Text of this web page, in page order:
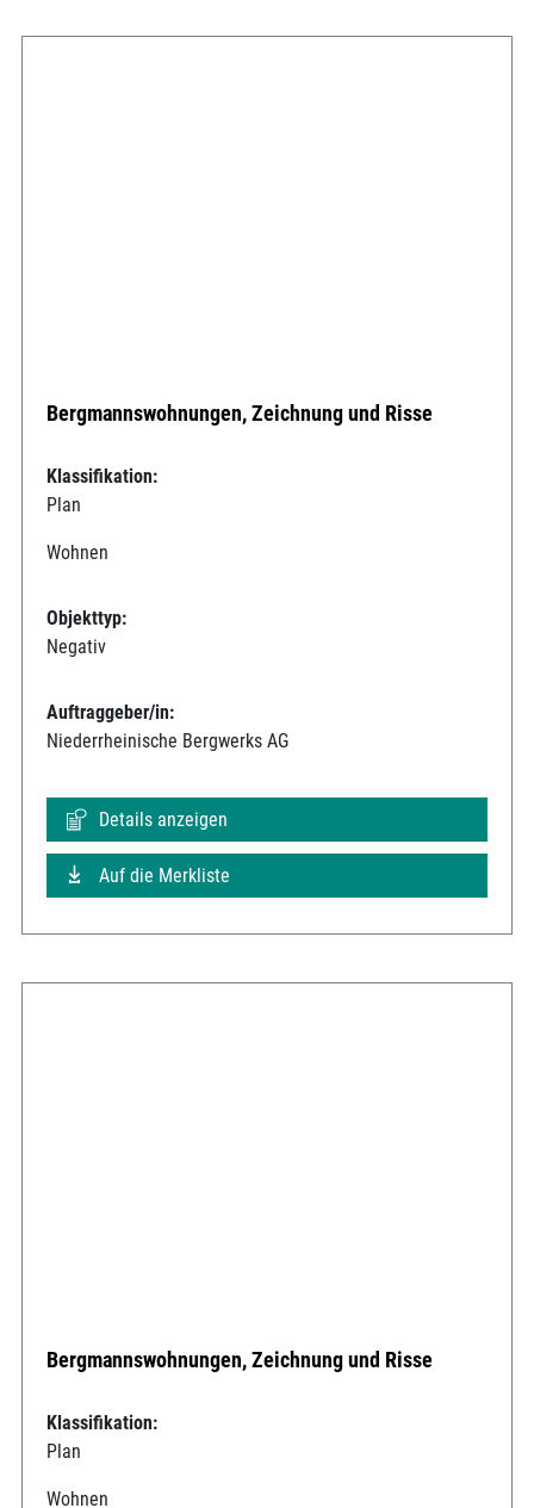
Bergmannswohnungen, Zeichnung und Risse
Klassifikation:
Plan
Wohnen
Objekttyp:
Negativ
Auftraggeber/in:
Niederrheinische Bergwerks AG
Details anzeigen
Auf die Merkliste
Bergmannswohnungen, Zeichnung und Risse
Klassifikation:
Plan
Wohnen